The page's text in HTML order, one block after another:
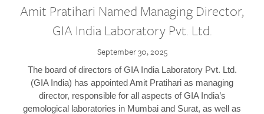
Amit Pratihari Named Managing Director,
GIA India Laboratory Pvt. Ltd.
September 30, 2025
The board of directors of GIA India Laboratory Pvt. Ltd.
(GIA India) has appointed Amit Pratihari as managing
director, responsible for all aspects of GIA India’s
gemological laboratories in Mumbai and Surat, as well as